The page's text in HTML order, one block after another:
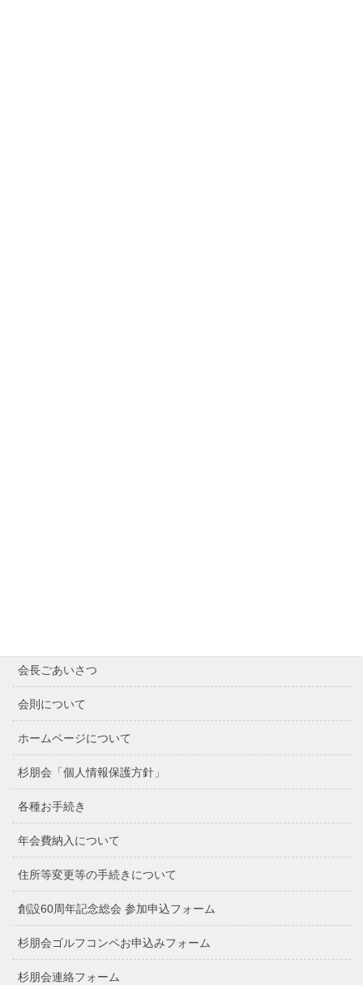
会長ごあいさつ
会則について
ホームページについて
杉朋会「個人情報保護方針」
各種お手続き
年会費納入について
住所等変更等の手続きについて
創設60周年記念総会 参加申込フォーム
杉朋会ゴルフコンペお申込みフォーム
杉朋会連絡フォーム